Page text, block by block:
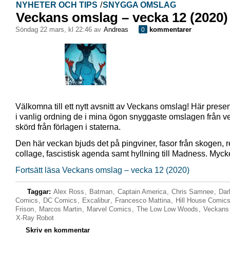
NYHETER OCH TIPS /SNYGGA OMSLAG
Veckans omslag – vecka 12 (2020)
söndag 22 mars, kl 22:46 av Andreas 0 kommentarer
Välkomna till ett nytt avsnitt av Veckans omslag! Här
i vanlig ordning de i mina ögon snyggaste omslagen från
skörd från förlagen i staterna.
Den här veckan bjuds det på pingviner, fasor från skogen,
collage, fascistisk agenda samt hyllning till Madness.
Fortsätt läsa Veckans omslag – vecka 12 (2020)
Taggar: Alex Ross , Batman, Captain America, Chris Samnee,
Comics , DC Comics , Excalibur, Francesco Mattina, Hill House Comics
Frison, Marcos Martin, Marvel Comics , The Low Low Woods ,
X-Ray Robot
Skriv en kommentar